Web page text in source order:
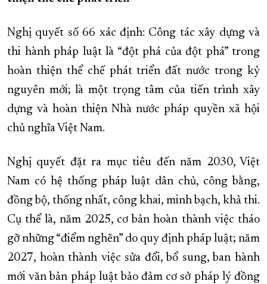
Nghị quyết số 66 xác định: Công tác xây dựng và
thi hành pháp luật là “đột phá của đột phá” trong
hoàn thiện thể chế phát triển đất nước trong kỷ
nguyên mới; là một trọng tâm của tiến trình xây
dựng và hoàn thiện Nhà nước pháp quyền xã hội
chủ nghĩa Việt Nam.
Nghị quyết đặt ra mục tiêu đến năm 2030, Việt
Nam có hệ thống pháp luật dân chủ, công bằng,
đồng bộ, thống nhất, công khai, minh bạch, khả thi.
Cụ thể là, năm 2025, cơ bản hoàn thành việc tháo
gỡ những “điểm nghẽn” do quy định pháp luật; năm
2027, hoàn thành việc sửa đổi, bổ sung, ban hành
mới văn bản pháp luật bảo đảm cơ sở pháp lý đồng